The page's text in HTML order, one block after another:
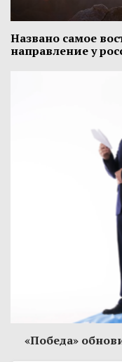
Названо самое
направление у
«Победа»